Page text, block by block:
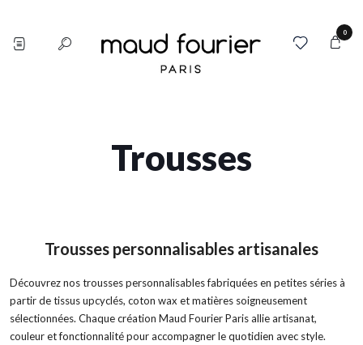
0
Trousses
Trousses personnalisables artisanales
Découvrez nos trousses personnalisables fabriquées en petites séries à
partir de tissus upcyclés, coton wax et matières soigneusement
sélectionnées. Chaque création Maud Fourier Paris allie artisanat,
couleur et fonctionnalité pour accompagner le quotidien avec style.